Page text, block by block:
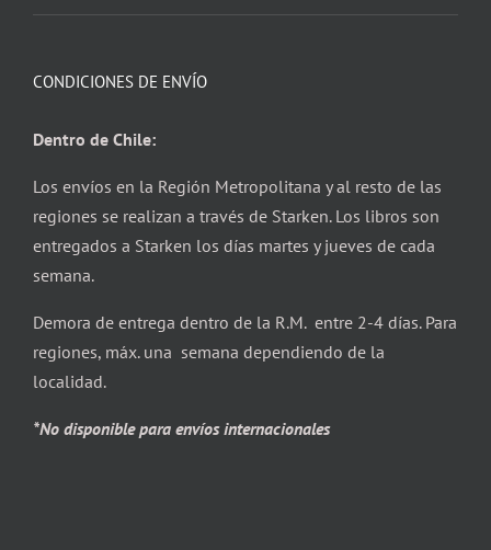
CONDICIONES DE ENVÍO
Dentro de Chile:
Los envíos en la Región Metropolitana y al resto de las
regiones se realizan a través de Starken. Los libros son
entregados a Starken los días martes y jueves de cada
semana.
Demora de entrega dentro de la R.M. entre 2-4 días. Para
regiones, máx. una semana dependiendo de la
localidad.
*No disponible para envíos internacionales